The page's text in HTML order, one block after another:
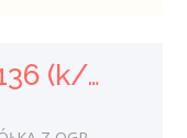
Spawacz mag 135/136 (k/m)